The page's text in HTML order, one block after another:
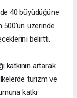
40 büyüdüğüne
500'ün üzerinde
belirtti.
katkının artarak
turizm ve
katkı